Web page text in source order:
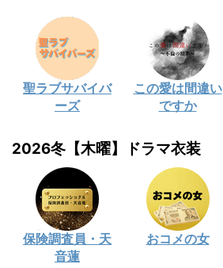
聖ラブサバイバ
ーズ
この愛は間違い
ですか
2026冬【木曜】ドラマ衣装
保険調査員・天
音蓮
おコメの女